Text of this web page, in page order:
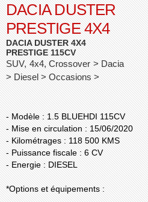
DACIA DUSTER
PRESTIGE 4X4
DACIA DUSTER 4X4
PRESTIGE 115CV
SUV, 4x4, Crossover > Dacia
> Diesel > Occasions >
- Modèle : 1.5 BLUEHDI 115CV
- Mise en circulation : 15/06/2020
- Kilométrages : 118 500 KMS
- Puissance fiscale : 6 CV
- Energie : DIESEL
*Options et équipements :